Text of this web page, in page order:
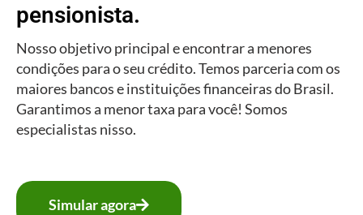
pensionista.
Nosso objetivo principal e encontrar a menores
condições para o seu crédito. Temos parceria com os
maiores bancos e instituições financeiras do Brasil.
Garantimos a menor taxa para você! Somos
especialistas nisso.
Simular agora